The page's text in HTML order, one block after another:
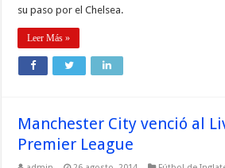
su paso por el Chelsea.
Leer Más »
Manchester City venció al
Premier League